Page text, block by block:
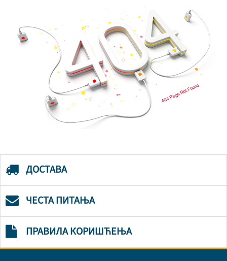
ДОСТАВА
ЧЕСТА ПИТАЊА
ПРАВИЛА КОРИШЋЕЊА